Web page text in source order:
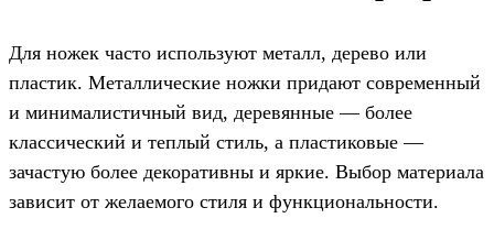
Для ножек часто используют металл, дерево или
пластик. Металлические ножки придают современный
и минималистичный вид, деревянные — более
классический и теплый стиль, а пластиковые —
зачастую более декоративны и яркие. Выбор материала
зависит от желаемого стиля и функциональности.